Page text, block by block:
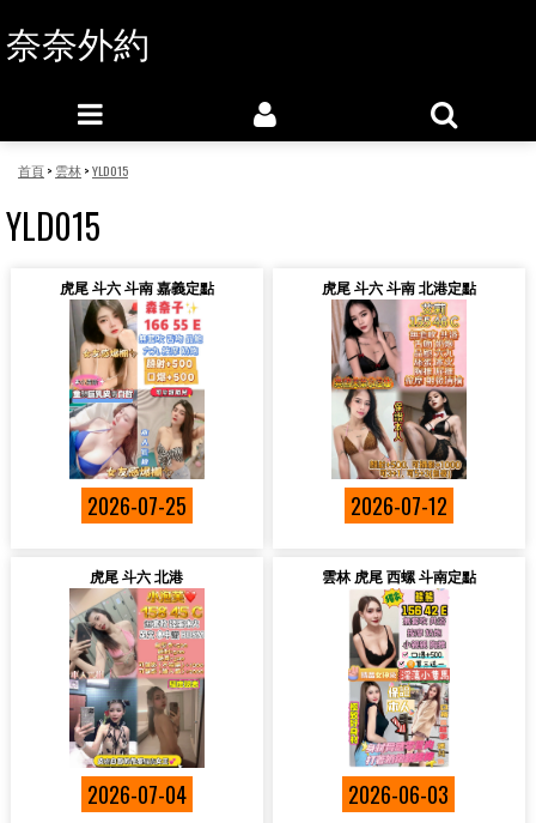
奈奈外約
首頁> 雲林>YLD015
YLD015
虎尾 斗六 斗南 嘉義定點
2026-07-25
虎尾 斗六 斗南 北港定點
2026-07-12
虎尾 斗六 北港
2026-07-04
雲林 虎尾 西螺 斗南定點
2026-06-03